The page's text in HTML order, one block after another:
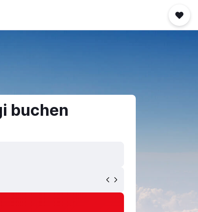
buchen